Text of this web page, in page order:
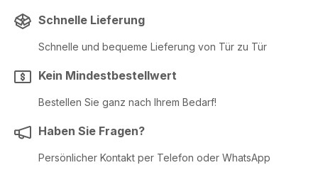
Schnelle Lieferung
Schnelle und bequeme Lieferung von Tür zu Tür
Kein Mindestbestellwert
Bestellen Sie ganz nach Ihrem Bedarf!
Haben Sie Fragen?
Persönlicher Kontakt per Telefon oder WhatsApp